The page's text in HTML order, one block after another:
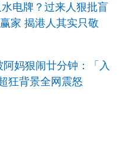
电牌？过来人狠批盲
家 揭港人其实只敬
妈狠闹廿分钟：「入
狂背景全网震怒